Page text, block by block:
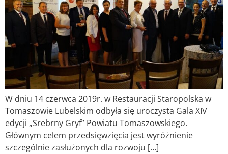
W dniu 14 czerwca 2019r. w Restauracji Staropolska w
Tomaszowie Lubelskim odbyła się uroczysta Gala XIV
edycji „Srebrny Gryf” Powiatu Tomaszowskiego.
Głównym celem przedsięwzięcia jest wyróżnienie
szczególnie zasłużonych dla rozwoju […]